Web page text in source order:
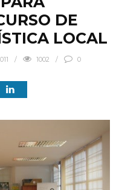
DE
LOCAL
1002 0